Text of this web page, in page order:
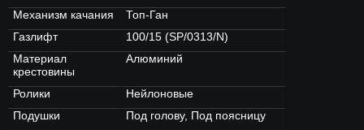
Механизм качания
Топ-Ган
Газлифт
100/15 (SP/0313/N)
Материал
крестовины
Алюминий
Ролики
Нейлоновые
Подушки
Под голову, Под поясницу